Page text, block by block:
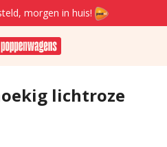
morgen in huis!
lichtroze